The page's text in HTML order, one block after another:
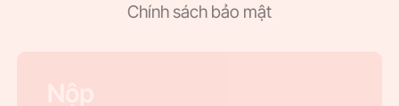
Chính sách bảo mật